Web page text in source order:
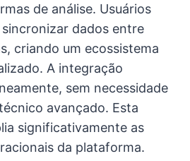
de análise. Usuários
dados entre
criando um ecossistema
A integração
sem necessidade
avançado. Esta
significativamente as
da plataforma.